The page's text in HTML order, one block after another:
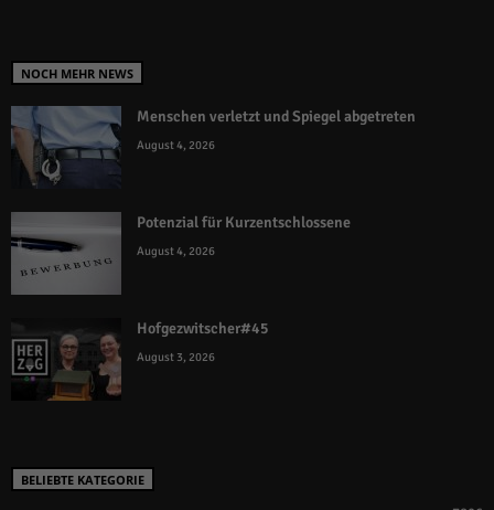
NOCH MEHR NEWS
Menschen verletzt und Spiegel abgetreten
August 4, 2026
Potenzial für Kurzentschlossene
August 4, 2026
Hofgezwitscher#45
August 3, 2026
BELIEBTE KATEGORIE